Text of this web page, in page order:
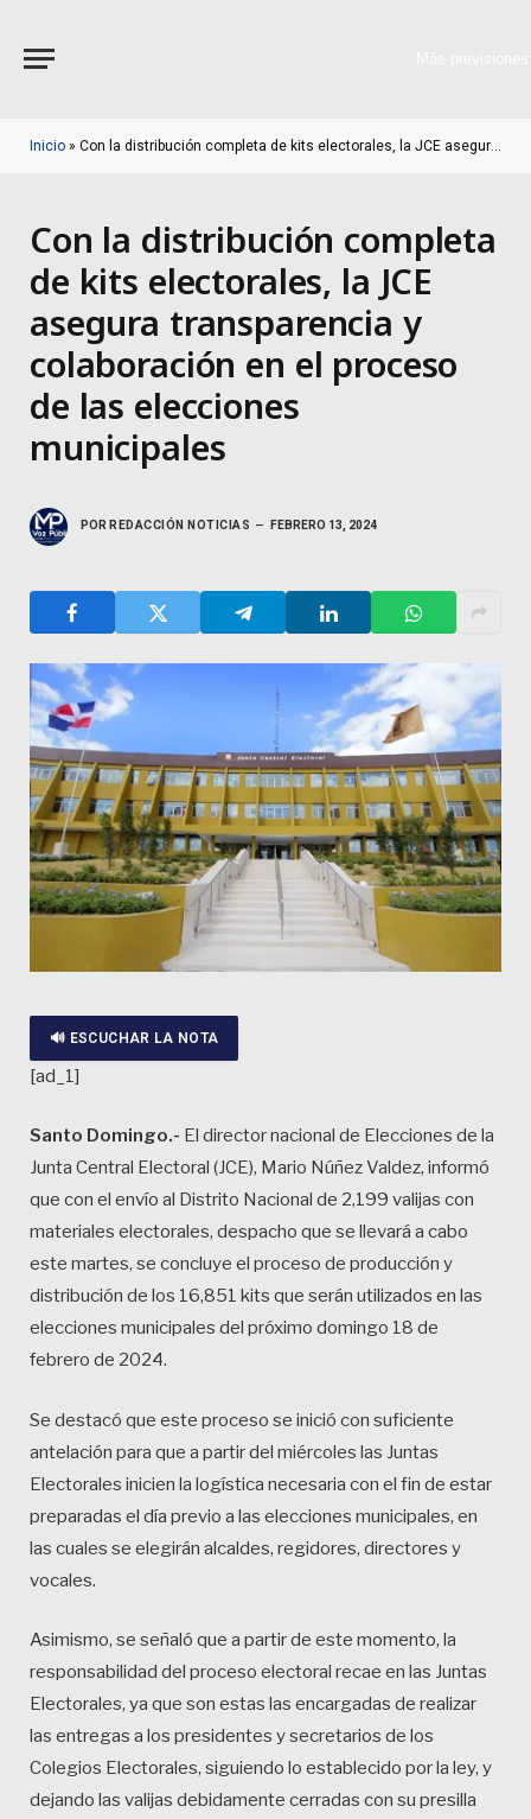
Inicio » Con la distribución completa de kits electorales, la JCE asegura transparencia y colaboración en el proceso de las elecciones municipales
Con la distribución completa
de kits electorales, la JCE
asegura transparencia y
colaboración en el proceso
de las elecciones
municipales
POR REDACCIÓN NOTICIAS FEBRERO 13, 2024
🔊 ESCUCHAR LA NOTA
[ad_1]
Santo Domingo.- El director nacional de Elecciones de la
Junta Central Electoral (JCE), Mario Núñez Valdez, informó
que con el envío al Distrito Nacional de 2,199 valijas con
materiales electorales, despacho que se llevará a cabo
este martes, se concluye el proceso de producción y
distribución de los 16,851 kits que serán utilizados en las
elecciones municipales del próximo domingo 18 de
febrero de 2024.
Se destacó que este proceso se inició con suficiente
antelación para que a partir del miércoles las Juntas
Electorales inicien la logística necesaria con el fin de estar
preparadas el día previo a las elecciones municipales, en
las cuales se elegirán alcaldes, regidores, directores y
vocales.
Asimismo, se señaló que a partir de este momento, la
responsabilidad del proceso electoral recae en las Juntas
Electorales, ya que son estas las encargadas de realizar
las entregas a los presidentes y secretarios de los
Colegios Electorales, siguiendo lo establecido por la ley, y
dejando las valijas debidamente cerradas con su presilla